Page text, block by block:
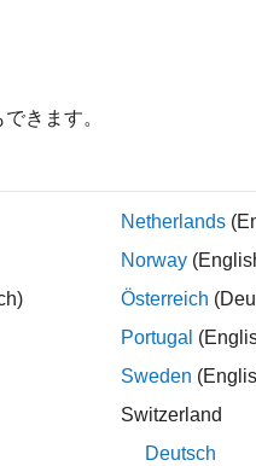
きます。
Netherlands
Norway
Österreich
Portugal
Sweden
Switzerland
Deutsch